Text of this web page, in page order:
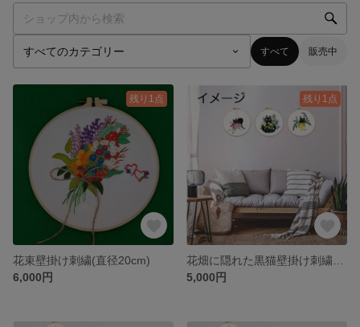
すべて 販売中
残り1点
花束壁掛け刺繍(直径20cm)
6,000円
残り1点
5,000円